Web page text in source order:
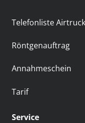
Telefonliste Airtruck
Röntgenauftrag
Annahmeschein
Tarif
Service